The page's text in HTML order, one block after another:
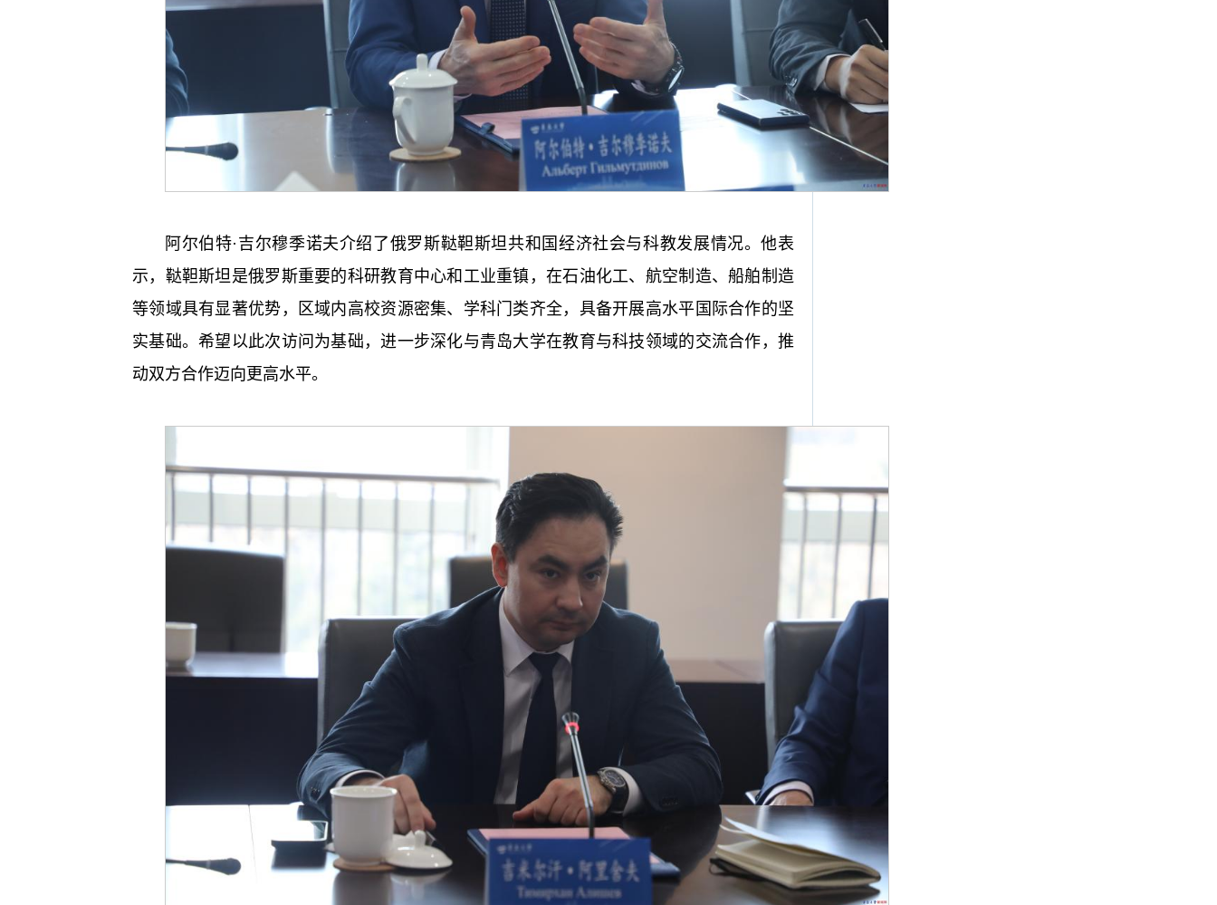
阿尔伯特·吉尔穆季诺夫介绍了俄罗斯鞑靼斯坦共和国经济社会与科教发展情况。他表
示，鞑靼斯坦是俄罗斯重要的科研教育中心和工业重镇，在石油化工、航空制造、船舶制造
等领域具有显著优势，区域内高校资源密集、学科门类齐全，具备开展高水平国际合作的坚
实基础。希望以此次访问为基础，进一步深化与青岛大学在教育与科技领域的交流合作，推
动双方合作迈向更高水平。